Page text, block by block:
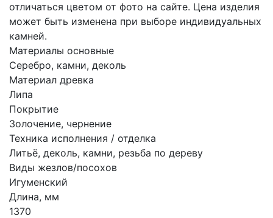
отличаться цветом от фото на сайте. Цена изделия
может быть изменена при выборе индивидуальных
камней.
Материалы основные
Серебро, камни, деколь
Материал древка
Липа
Покрытие
Золочение, чернение
Техника исполнения / отделка
Литьё, деколь, камни, резьба по дереву
Виды жезлов/посохов
Игуменский
Длина, мм
1370